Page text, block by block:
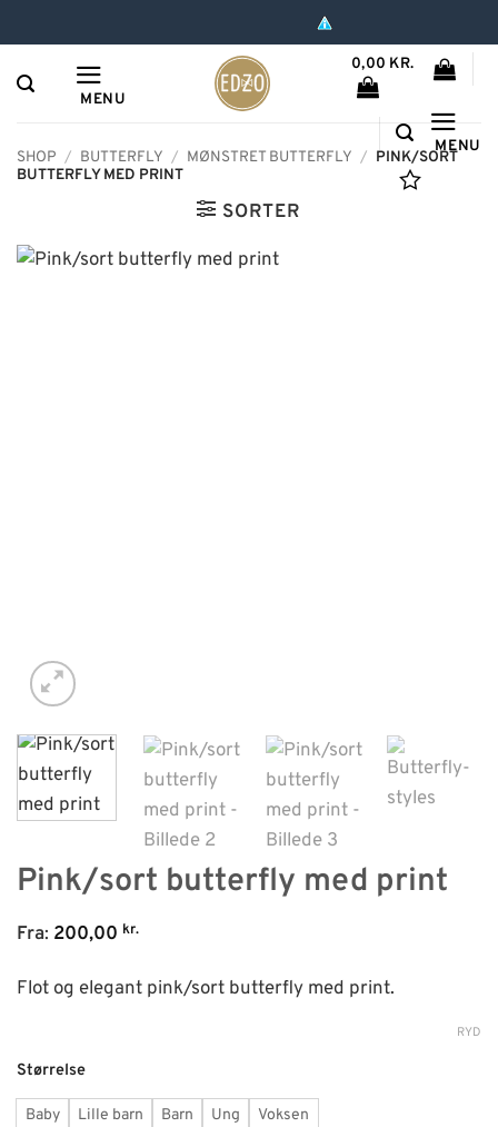
til
indhold
MENU
0,00 KR.
MENU
SHOP / BUTTERFLY / MØNSTRET BUTTERFLY / PINK/SORT
BUTTERFLY MED PRINT
SORTER
Pink/sort butterfly med print
Fra: 200,00 kr.
Flot og elegant pink/sort butterfly med print.
Størrelse
Baby Lille barn Barn Ung Voksen
RYD